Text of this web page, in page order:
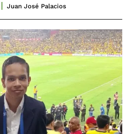
Juan José Palacios